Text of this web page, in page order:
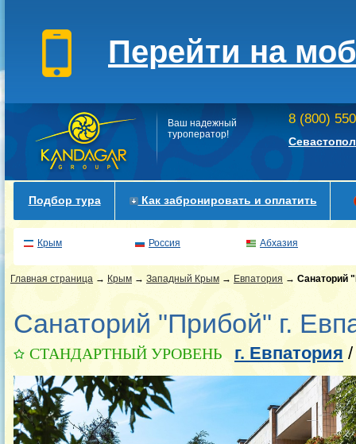
Перейти на
Ваш надежный
туроператор!
8 (800)
Подбор тура Как забронировать и оплатить
Крым Россия Абхазия
Главная страница → Крым → Западный Крым → Евпатория → Санаторий
Санаторий "Прибой" г.
СТАНДАРТНЫЙ УРОВЕНЬ г. Евпатория